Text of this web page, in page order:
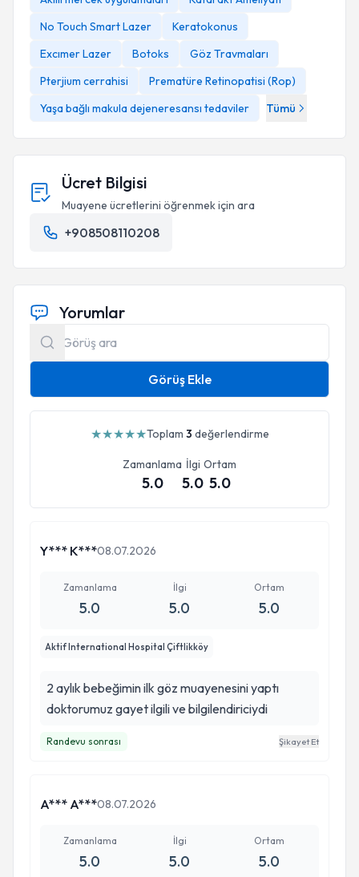
No Touch Smart Lazer
Keratokonus
Excımer Lazer
Botoks
Göz Travmaları
Pterjium cerrahisi
Prematüre Retinopatisi (Rop)
Yaşa bağlı makula dejeneresansı tedaviler
Tümü
Ücret Bilgisi
Muayene ücretlerini öğrenmek için ara
+908508110208
Yorumlar
Görüş Ekle
★★★★★Toplam 3 değerlendirme
Zamanlama
5.0
İlgi
5.0
Ortam
5.0
Y*** K***08.07.2026
Zamanlama
5.0
İlgi
5.0
Ortam
5.0
Aktif International Hospital Çiftlikköy
2 aylık bebeğimin ilk göz muayenesini yaptı
doktorumuz gayet ilgili ve bilgilendiriciydi
Randevu sonrası Şikayet Et
A*** A***08.07.2026
Zamanlama
5.0
İlgi
5.0
Ortam
5.0